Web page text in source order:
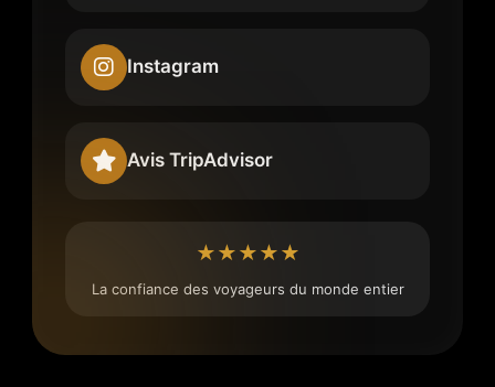
Instagram
Avis TripAdvisor
★★★★★
La confiance des voyageurs du monde entier